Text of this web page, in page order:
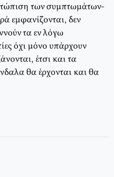
των συμπτωμάτων-
εμφανίζονται, δεν
τα εν λόγω
όχι μόνο υπάρχουν
έτσι και τα
θα έρχονται και θα